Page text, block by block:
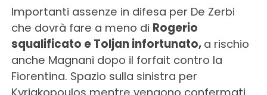
Importanti assenze in difesa per De Zerbi
che dovrà fare a meno di Rogerio
squalificato e Toljan infortunato, a rischio
anche Magnani dopo il forfait contro la
Fiorentina. Spazio sulla sinistra per